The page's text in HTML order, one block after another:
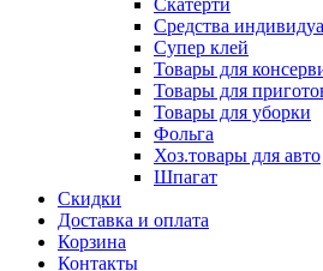
Скатерти
Средства
Супер клей
Товары для
Товары для
Товары для уборки
Фольга
Хоз.товары для авто
Шпагат
Скидки
Доставка и оплата
Корзина
Контакты